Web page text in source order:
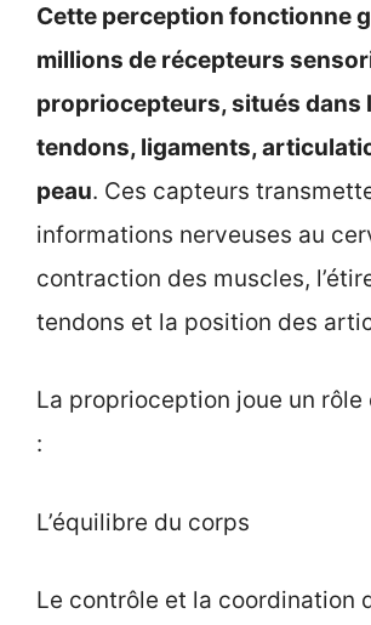
Cette perception fonctionne
millions de récepteurs
propriocepteurs, situés dans
tendons, ligaments,
peau. Ces capteurs
informations nerveuses au
contraction des muscles,
tendons et la position des
La proprioception joue un rôle
:
L’équilibre du corps
Le contrôle et la coordination